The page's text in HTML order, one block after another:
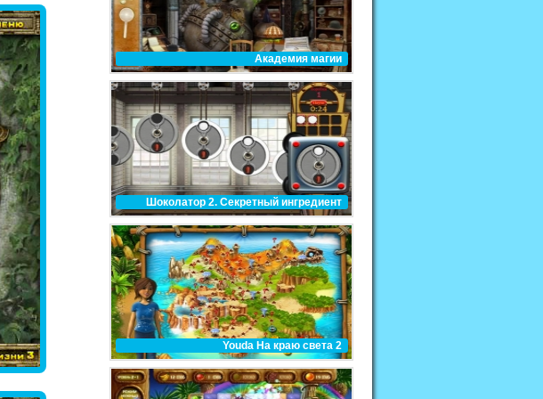
Академия магии
Шоколатор 2. Секретный ингредиент
Youda На краю света 2